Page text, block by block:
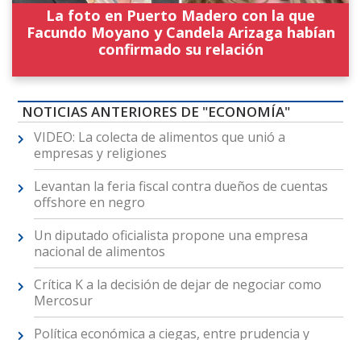
La foto en Puerto Madero con la que
Facundo Moyano y Candela Arizaga habían
confirmado su relación
NOTICIAS ANTERIORES DE "ECONOMÍA"
VIDEO: La colecta de alimentos que unió a
empresas y religiones
Levantan la feria fiscal contra dueños de cuentas
offshore en negro
Un diputado oficialista propone una empresa
nacional de alimentos
Crítica K a la decisión de dejar de negociar como
Mercosur
Política económica a ciegas, entre prudencia y